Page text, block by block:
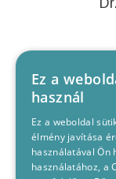
Ez a
használ
Ez a weboldal
élmény javítása
használatával Ön
használatához, a